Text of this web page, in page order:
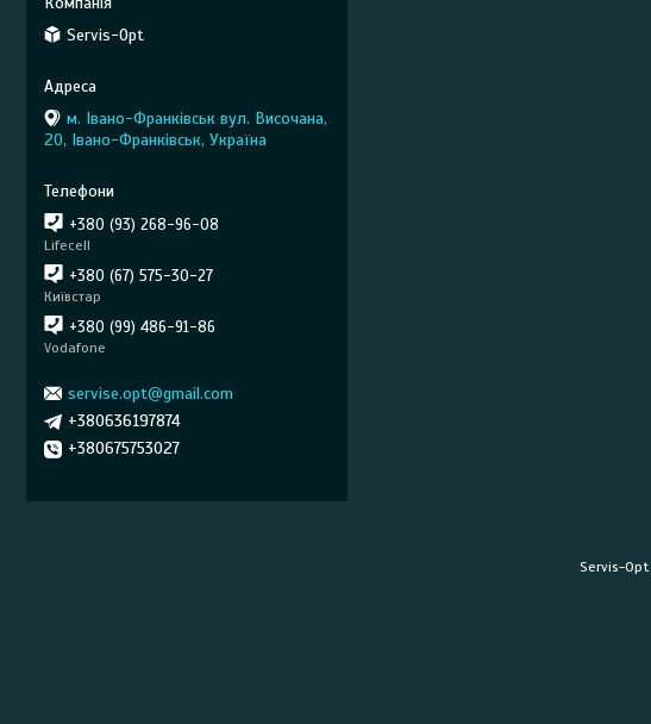
Servis-Opt
м. Івано-Франківськ вул. Височана,
20, Івано-Франківськ, Україна
+380 (93) 268-96-08
Lifecell
+380 (67) 575-30-27
Київстар
+380 (99) 486-91-86
Vodafone
servise.opt@gmail.com
+380636197874
+380675753027